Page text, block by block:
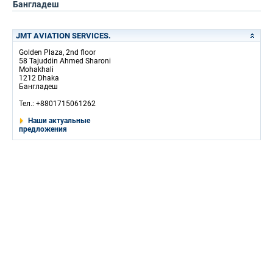
Бангладеш
JMT AVIATION SERVICES.
Golden Plaza, 2nd floor
58 Tajuddin Ahmed Sharoni
Mohakhali
1212 Dhaka
Бангладеш
Тел.: +8801715061262
Наши актуальные
предложения